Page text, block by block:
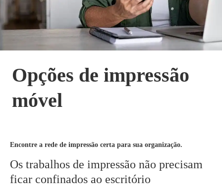
Opções de impressão
móvel
Encontre a rede de impressão certa para sua organização.
Os trabalhos de impressão não precisam
ficar confinados ao escritório